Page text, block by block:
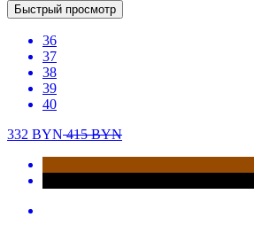
Быстрый просмотр
36
37
38
39
40
332 BYN415BYN